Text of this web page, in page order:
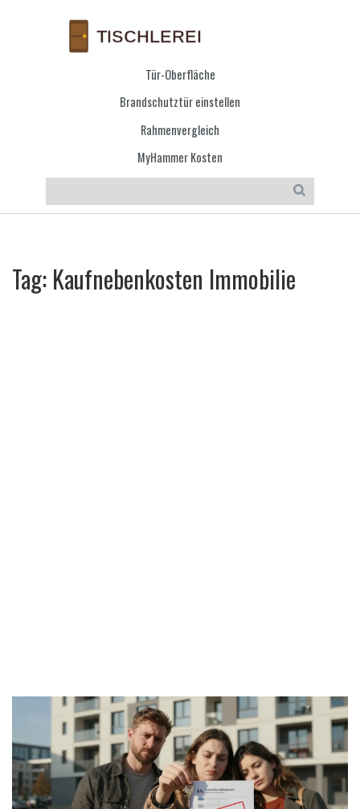
Tür-Oberfläche
Brandschutztür einstellen
Rahmenvergleich
MyHammer Kosten
Tag: Kaufnebenkosten Immobilie